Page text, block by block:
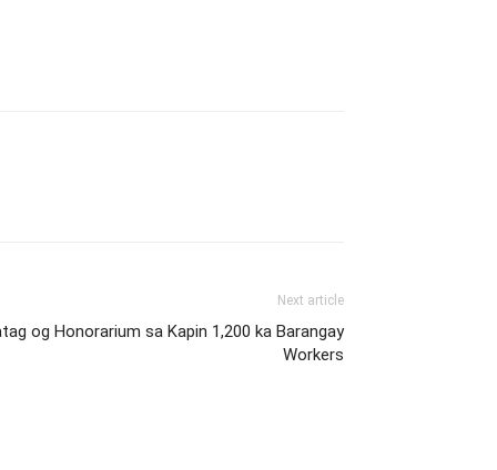
Next article
og Honorarium sa Kapin 1,200 ka Barangay
Workers